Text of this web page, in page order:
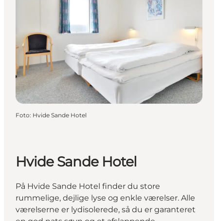
Foto: Hvide Sande Hotel
Hvide Sande Hotel
På Hvide Sande Hotel finder du store
rummelige, dejlige lyse og enkle værelser. Alle
værelserne er lydisolerede, så du er garanteret